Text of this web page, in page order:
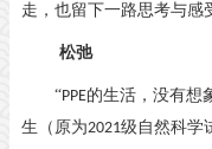
走，也留下一路思考与感
松弛
“PPE的生活，没有想
生（原为2021级自然科学